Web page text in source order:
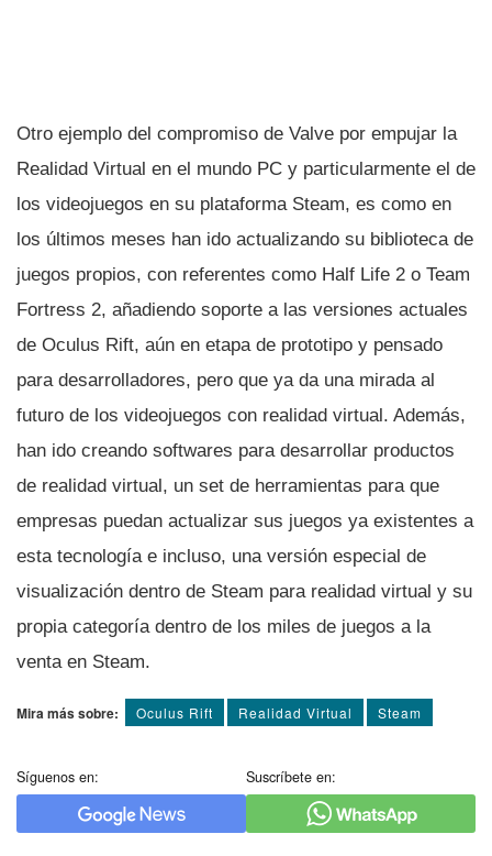
Otro ejemplo del compromiso de Valve por empujar la
Realidad Virtual en el mundo PC y particularmente el de
los videojuegos en su plataforma Steam, es como en
los últimos meses han ido actualizando su biblioteca de
juegos propios, con referentes como Half Life 2 o Team
Fortress 2, añadiendo soporte a las versiones actuales
de Oculus Rift, aún en etapa de prototipo y pensado
para desarrolladores, pero que ya da una mirada al
futuro de los videojuegos con realidad virtual. Además,
han ido creando softwares para desarrollar productos
de realidad virtual, un set de herramientas para que
empresas puedan actualizar sus juegos ya existentes a
esta tecnologí­a e incluso, una versión especial de
visualización dentro de Steam para realidad virtual y su
propia categorí­a dentro de los miles de juegos a la
venta en Steam.
Mira más sobre: Oculus Rift Realidad Virtual Steam
Síguenos en: Suscríbete en: